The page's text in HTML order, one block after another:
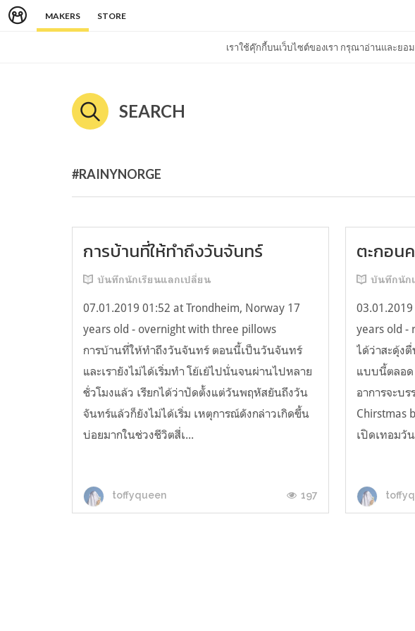
MAKERS STORE
เราใช้คุ๊กกี้บนเว็บไซต์ของเรา กรุณาอ่านและยอ
SEARCH
#RAINYNORGE
การบ้านที่ให้ทำถึงวันจันทร์
บันทึกนักเรียนแลกเปลี่ยน
07.01.2019 01:52 at Trondheim, Norway 17
years old - overnight with three pillows
การบ้านที่ให้ทำถึงวันจันทร์ ตอนนี้เป็นวันจันทร์
และเรายังไม่ได้เริ่มทำ โย้เย้ไปนั่นจนผ่านไปหลาย
ชั่วโมงแล้ว เรียกได้ว่าปัดตั้งแต่วันพฤหัสยันถึงวัน
จันทร์แล้วก็ยังไม่ได้เริ่ม เหตุการณ์ดังกล่าวเกิดขึ้น
บ่อยมากในช่วงชีวิตสี่เ...
toffyqueen 197
ตะกอน
บันทึกนัก
years old -
ได้ว่าสะดุ้ง
แบบนี้ตลอด
อาการจะบ
Chirstmas
เปิดเทอมวั